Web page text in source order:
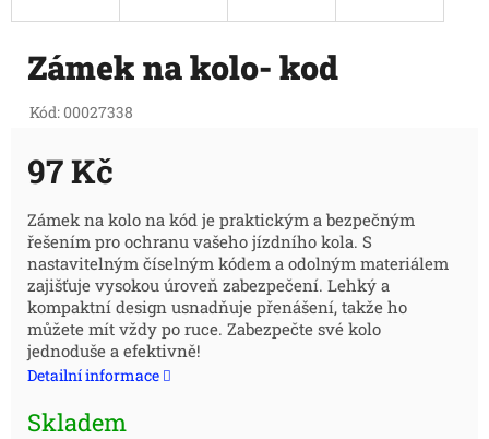
Zámek na kolo- kod
Kód:00027338
97 Kč
Měrná
cena:
Zámek na kolo na kód je praktickým a bezpečným
řešením pro ochranu vašeho jízdního kola. S
nastavitelným číselným kódem a odolným materiálem
zajišťuje vysokou úroveň zabezpečení. Lehký a
kompaktní design usnadňuje přenášení, takže ho
můžete mít vždy po ruce. Zabezpečte své kolo
jednoduše a efektivně!
Detailní informace
Skladem